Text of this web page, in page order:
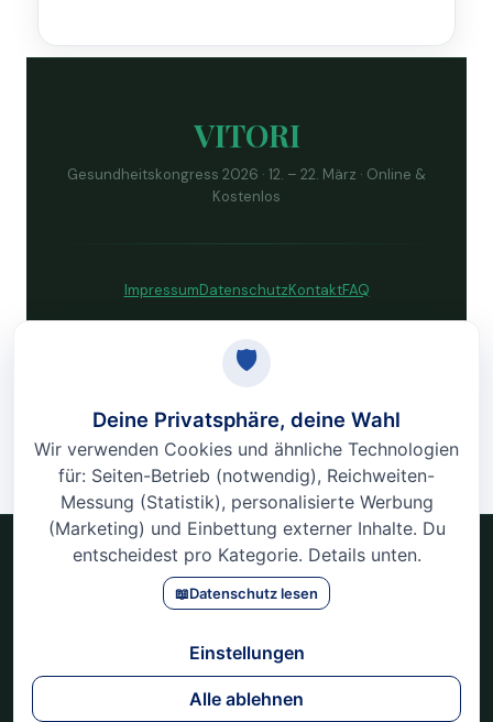
VITORI
Gesundheitskongress 2026 · 12. – 22. März · Online &
Kostenlos
ImpressumDatenschutzKontaktFAQ
VITORI